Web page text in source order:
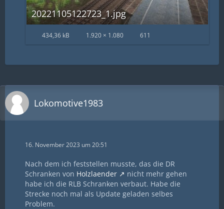
20221105122723_1.jpg
434,36 kB 1.920 × 1.080 611
Lokomotive1983
16. November 2023 um 20:51
Nach dem ich feststellen musste, das die DR
Schranken von Holzlaender
nicht mehr gehen
habe ich die RLB Schranken verbaut. Habe die
Strecke noch mal als Update geladen selbes
Problem.